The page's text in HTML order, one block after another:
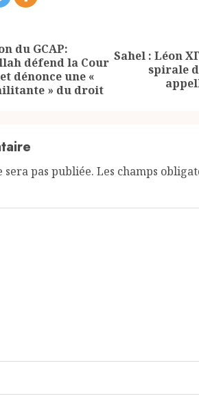
Previous
du GCAP:
défend la Cour
dénonce une «
» du droit
Next
Sahel : Léon
spirale
sera pas publiée. Les champs